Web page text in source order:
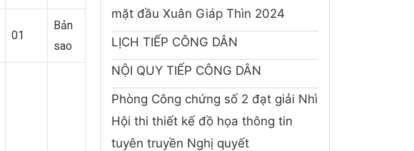
01
Bản
sao
mặt đầu Xuân Giáp Thìn 2024
LỊCH TIẾP CÔNG DÂN
NỘI QUY TIẾP CÔNG DÂN
Phòng Công chứng số 2 đạt giải Nhì
Hội thi thiết kế đồ họa thông tin
tuyên truyền Nghị quyết